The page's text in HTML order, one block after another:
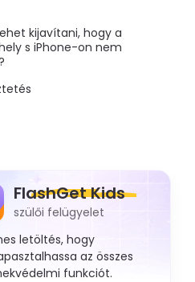
kijavítani, hogy a
s iPhone-on nem
FlashGet Kids
szülői felügyelet
letöltés, hogy
az összes
funkciót.